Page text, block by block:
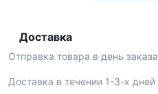
Доставка
Отправка товара в день заказа
Доставка в течении 1-3-х дней